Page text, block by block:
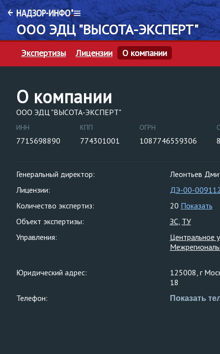
ООО ЭДЦ "ВЫСОТА-ЭКСПЕРТ"
Экспертизы Лицензии О компании
О компании
ООО ЭДЦ "ВЫСОТА-ЭКСПЕРТ"
ИНН
7715698890
КПП
774301001
ОГРН
1087746559306
Генеральный директор:
Леонтьев
Лицензии:
ДЭ-00-
Количество экспертиз:
20 Показать
Объект экспертизы:
ЗС ТУ
Управления:
Центральное
Юридический адрес:
125008, г
18
Телефон:
Показать